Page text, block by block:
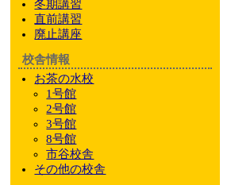
冬期講習
直前講習
廃止講座
校舎情報
お茶の水校
1号館
2号館
3号館
8号館
市谷校舎
その他の校舎